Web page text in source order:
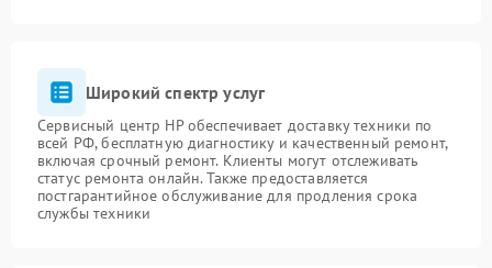
Широкий спектр услуг
Сервисный центр HP обеспечивает доставку техники по
всей РФ, бесплатную диагностику и качественный ремонт,
включая срочный ремонт. Клиенты могут отслеживать
статус ремонта онлайн. Также предоставляется
постгарантийное обслуживание для продления срока
службы техники